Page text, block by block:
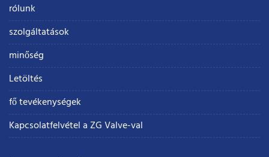
rólunk
szolgáltatások
minőség
Letöltés
fő tevékenységek
Kapcsolatfelvétel a ZG Valve-val